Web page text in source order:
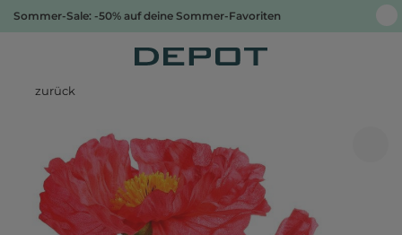
Sommer-Sale: -50% auf deine Sommer-Favoriten
zurück